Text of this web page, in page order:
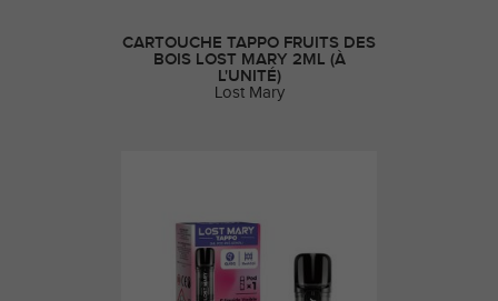
CARTOUCHE TAPPO FRUITS DES
BOIS LOST MARY 2ML (À
L'UNITÉ)
Lost Mary